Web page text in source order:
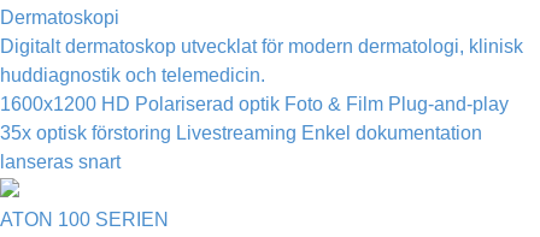
Dermatoskopi
Digitalt dermatoskop utvecklat för modern dermatologi, klinisk
huddiagnostik och telemedicin.
1600x1200 HD Polariserad optik Foto & Film Plug-and-play
35x optisk förstoring Livestreaming Enkel dokumentation
lanseras snart
ATON 100 SERIEN